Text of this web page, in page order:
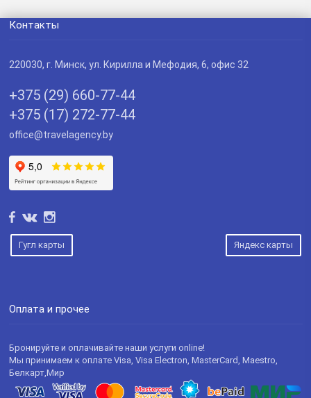
Контакты
220030, г. Минск, ул. Кирилла и Мефодия, 6, офис 32
+375 (29) 660-77-44
+375 (17) 272-77-44
office@travelagency.by
Гугл карты Яндекс карты
Оплата и прочее
Бронируйте и оплачивайте наши услуги online!
Мы принимаем к оплате Visa, Visa Electron, MasterCard, Maestro,
Белкарт,Мир